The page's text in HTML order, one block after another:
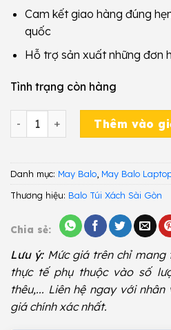
Cam kết giao hàng đúng
quốc
Hỗ trợ sản xuất những đơn
Tình trạng còn hàng
May Balo Laptop BLA 659 số
Thêm vào
Danh mục: May Balo, May Balo
Thương hiệu: Balo Túi Xách Sài Gòn
Chia sẻ:
Lưu ý:Mức giá trên chỉ mang
thực tế phụ thuộc vào số
thêu,... Liên hệ ngay với
giá chính xác nhất.